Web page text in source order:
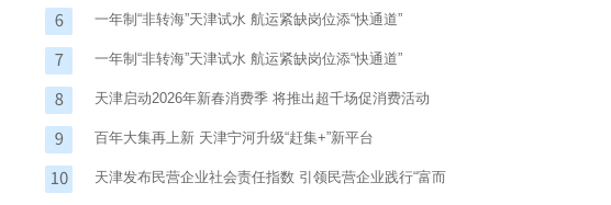
一年制“非转海”天津试水 航运紧缺岗位添“快通道”
一年制“非转海”天津试水 航运紧缺岗位添“快通道”
天津启动2026年新春消费季 将推出超千场促消费活动
百年大集再上新 天津宁河升级“赶集+”新平台
天津发布民营企业社会责任指数 引领民营企业践行“富而